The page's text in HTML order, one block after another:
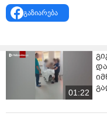
შესაბამისი
რუსეთში.
განსხვავება მხოლოდ
გათვალისწინებულია
დაშვებული.
სწრაფად და
გაზიარება
01:22